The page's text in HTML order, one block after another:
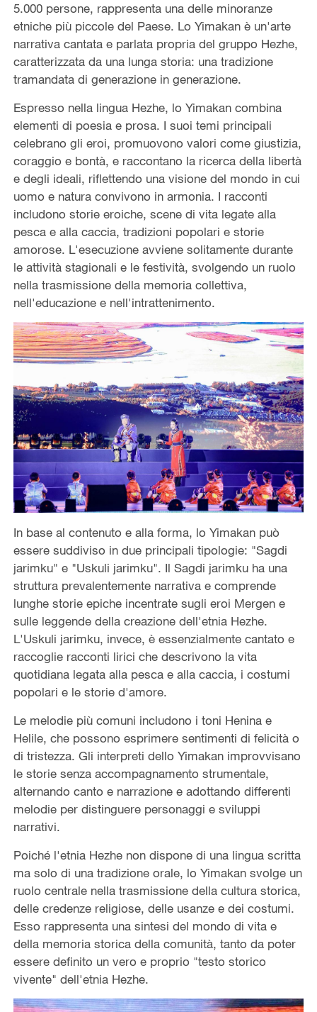
5.000 persone, rappresenta una delle minoranze
etniche più piccole del Paese. Lo Yimakan è un'arte
narrativa cantata e parlata propria del gruppo Hezhe,
caratterizzata da una lunga storia: una tradizione
tramandata di generazione in generazione.
Espresso nella lingua Hezhe, lo Yimakan combina
elementi di poesia e prosa. I suoi temi principali
celebrano gli eroi, promuovono valori come giustizia,
coraggio e bontà, e raccontano la ricerca della libertà
e degli ideali, riflettendo una visione del mondo in cui
uomo e natura convivono in armonia. I racconti
includono storie eroiche, scene di vita legate alla
pesca e alla caccia, tradizioni popolari e storie
amorose. L'esecuzione avviene solitamente durante
le attività stagionali e le festività, svolgendo un ruolo
nella trasmissione della memoria collettiva,
nell'educazione e nell'intrattenimento.
In base al contenuto e alla forma, lo Yimakan può
essere suddiviso in due principali tipologie: "Sagdi
jarimku" e "Uskuli jarimku". Il Sagdi jarimku ha una
struttura prevalentemente narrativa e comprende
lunghe storie epiche incentrate sugli eroi Mergen e
sulle leggende della creazione dell'etnia Hezhe.
L'Uskuli jarimku, invece, è essenzialmente cantato e
raccoglie racconti lirici che descrivono la vita
quotidiana legata alla pesca e alla caccia, i costumi
popolari e le storie d'amore.
Le melodie più comuni includono i toni Henina e
Helile, che possono esprimere sentimenti di felicità o
di tristezza. Gli interpreti dello Yimakan improvvisano
le storie senza accompagnamento strumentale,
alternando canto e narrazione e adottando differenti
melodie per distinguere personaggi e sviluppi
narrativi.
Poiché l'etnia Hezhe non dispone di una lingua scritta
ma solo di una tradizione orale, lo Yimakan svolge un
ruolo centrale nella trasmissione della cultura storica,
delle credenze religiose, delle usanze e dei costumi.
Esso rappresenta una sintesi del mondo di vita e
della memoria storica della comunità, tanto da poter
essere definito un vero e proprio "testo storico
vivente" dell'etnia Hezhe.